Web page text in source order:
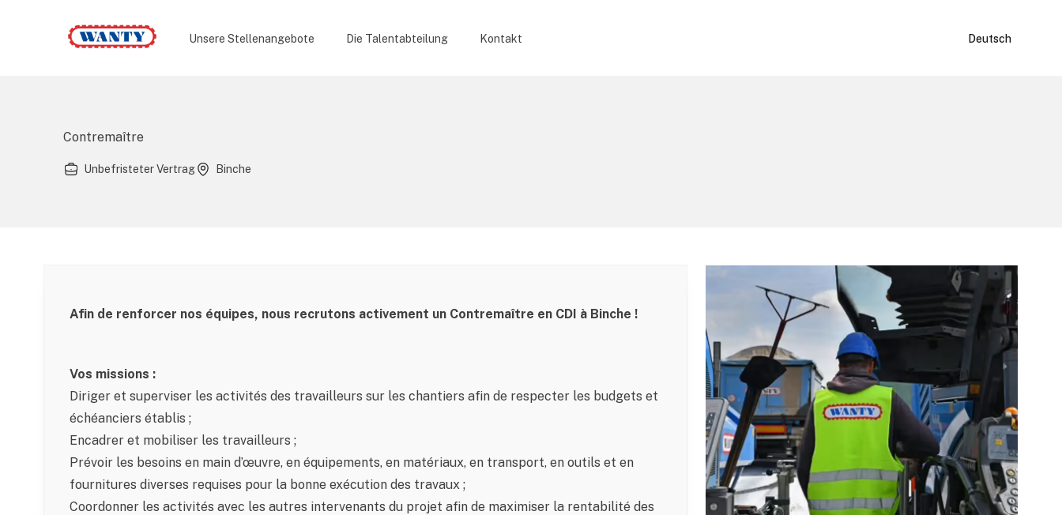
Wanty
Unsere Stellenangebote Die Talentabteilung Kontakt Deutsch
Contremaître
Unbefristeter Vertrag Binche
Afin de renforcer nos équipes, nous recrutons activement un Contremaître en CDI à Binche !
Vos missions :
Diriger et superviser les activités des travailleurs sur les chantiers afin de respecter les budgets et
échéanciers établis ;
Encadrer et mobiliser les travailleurs ;
Prévoir les besoins en main d’œuvre, en équipements, en matériaux, en transport, en outils et en
fournitures diverses requises pour la bonne exécution des travaux ;
Coordonner les activités avec les autres intervenants du projet afin de maximiser la rentabilité des